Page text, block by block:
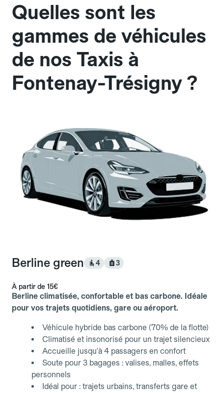
Quelles sont les
gammes de véhicules
de nos Taxis à
Fontenay-Trésigny ?
Berline green 4 3
À partir de 15€
Berline climatisée, confortable et bas carbone. Idéale
pour vos trajets quotidiens, gare ou aéroport.
Véhicule hybride bas carbone (70% de la flotte)
Climatisé et insonorisé pour un trajet silencieux
Accueille jusqu'à 4 passagers en confort
Soute pour 3 bagages : valises, malles, effets
personnels
Idéal pour : trajets urbains, transferts gare et